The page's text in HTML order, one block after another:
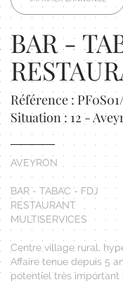
BAR -
Référence :
Situation : 12 -
AVEYRON
BAR - TABAC - FDJ
RESTAURANT
MULTISERVICES
Centre village rural,
Affaire tenue depuis 5
potentiel très important